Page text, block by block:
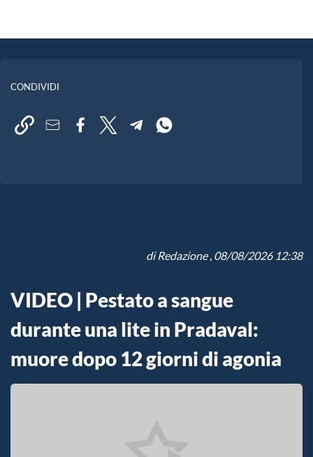
CONDIVIDI
diRedazione, 08/08/2026 12:38
VIDEO | Pestato a sangue
durante una lite in Pradaval:
muore dopo 12 giorni di agonia